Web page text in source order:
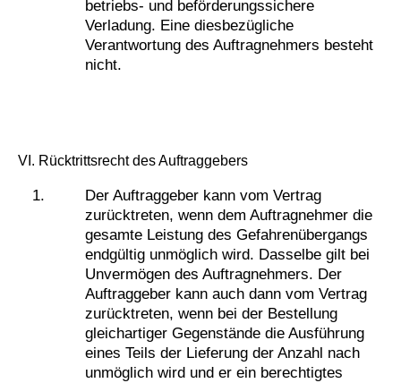
betriebs- und beförderungssichere
Verladung. Eine diesbezügliche
Verantwortung des Auftragnehmers besteht
nicht.
VI. Rücktrittsrecht des Auftraggebers
Der Auftraggeber kann vom Vertrag
zurücktreten, wenn dem Auftragnehmer die
gesamte Leistung des Gefahrenübergangs
endgültig unmöglich wird. Dasselbe gilt bei
Unvermögen des Auftragnehmers. Der
Auftraggeber kann auch dann vom Vertrag
zurücktreten, wenn bei der Bestellung
gleichartiger Gegenstände die Ausführung
eines Teils der Lieferung der Anzahl nach
unmöglich wird und er ein berechtigtes